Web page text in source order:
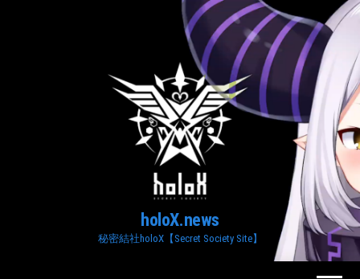
holoX.news
秘密結社holoX【Secret Society Site】